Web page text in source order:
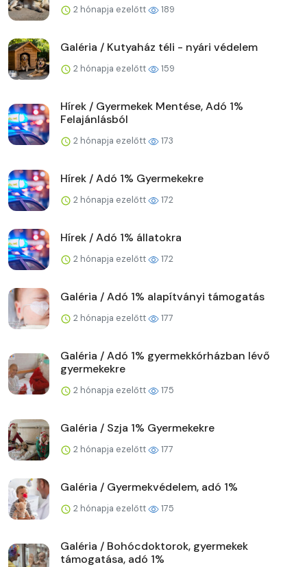
2 hónapja ezelőtt 189
Galéria / Kutyaház téli - nyári védelem
2 hónapja ezelőtt 159
Hírek / Gyermekek Mentése, Adó 1%
Felajánlásból
2 hónapja ezelőtt 173
Hírek / Adó 1% Gyermekekre
2 hónapja ezelőtt 172
Hírek / Adó 1% állatokra
2 hónapja ezelőtt 172
Galéria / Adó 1% alapítványi támogatás
2 hónapja ezelőtt 177
Galéria / Adó 1% gyermekkórházban lévő
gyermekekre
2 hónapja ezelőtt 175
Galéria / Szja 1% Gyermekekre
2 hónapja ezelőtt 177
Galéria / Gyermekvédelem, adó 1%
2 hónapja ezelőtt 175
Galéria / Bohócdoktorok, gyermekek
támogatása, adó 1%